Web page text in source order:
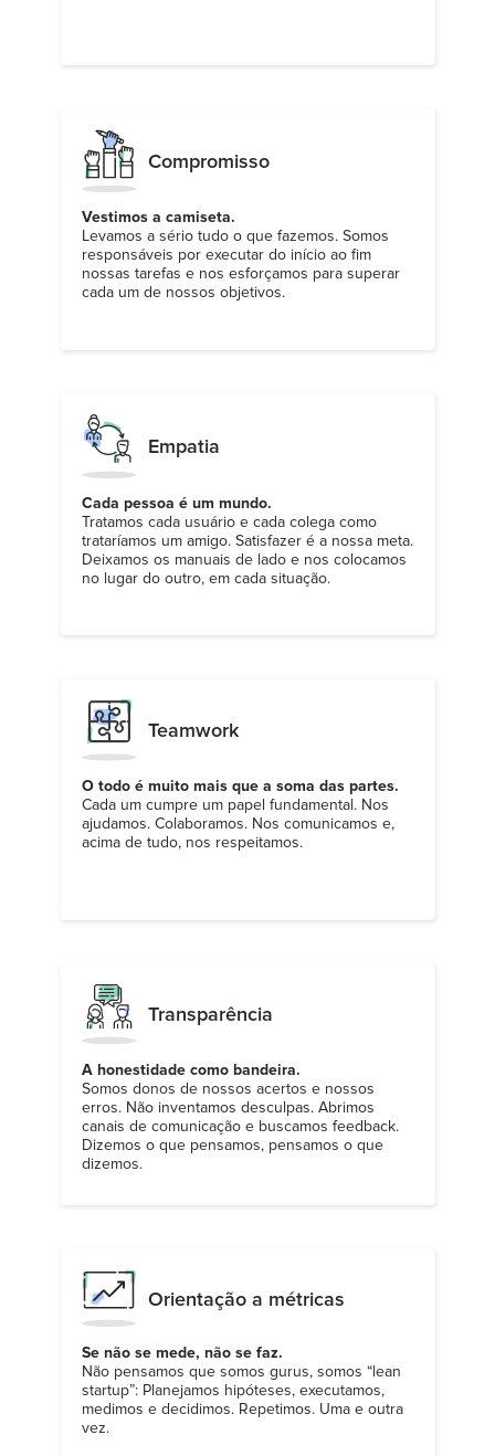
Compromisso
Vestimos a camiseta.
Levamos a sério tudo o que fazemos. Somos
responsáveis por executar do início ao fim
nossas tarefas e nos esforçamos para superar
cada um de nossos objetivos.
Empatia
Cada pessoa é um mundo.
Tratamos cada usuário e cada colega como
trataríamos um amigo. Satisfazer é a nossa meta.
Deixamos os manuais de lado e nos colocamos
no lugar do outro, em cada situação.
Teamwork
O todo é muito mais que a soma das partes.
Cada um cumpre um papel fundamental. Nos
ajudamos. Colaboramos. Nos comunicamos e,
acima de tudo, nos respeitamos.
Transparência
A honestidade como bandeira.
Somos donos de nossos acertos e nossos
erros. Não inventamos desculpas. Abrimos
canais de comunicação e buscamos feedback.
Dizemos o que pensamos, pensamos o que
dizemos.
Orientação a métricas
Se não se mede, não se faz.
Não pensamos que somos gurus, somos “lean
startup”: Planejamos hipóteses, executamos,
medimos e decidimos. Repetimos. Uma e outra
vez.